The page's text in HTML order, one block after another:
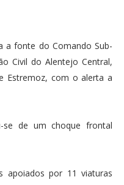
a fonte do Comando Sub-
Civil do Alentejo Central,
Estremoz, com o alerta a
se de um choque frontal
apoiados por 11 viaturas